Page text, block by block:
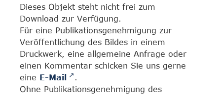
Dieses Objekt steht nicht frei zum
Download zur Verfügung.
Für eine Publikationsgenehmigung zur
Veröffentlichung des Bildes in einem
Druckwerk, eine allgemeine Anfrage oder
einen Kommentar schicken Sie uns gerne
eine E-Mail
.
Ohne Publikationsgenehmigung des